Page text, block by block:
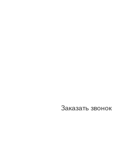
Заказать звонок